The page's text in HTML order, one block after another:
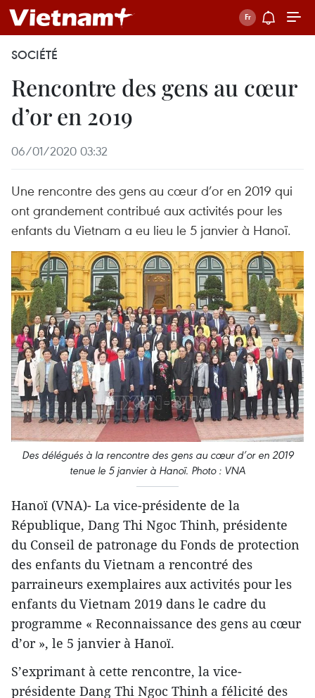
SOCIÉTÉ
Rencontre des gens au cœur
d’or en 2019
06/01/2020 03:32
Une rencontre des gens au cœur d’or en 2019 qui
ont grandement contribué aux activités pour les
enfants du Vietnam a eu lieu le 5 janvier à Hanoï.
Des délégués à la rencontre des gens au cœur d’or en 2019
tenue le 5 janvier à Hanoï. Photo : VNA
Hanoï (VNA)- La vice-présidente de la
République, Dang Thi Ngoc Thinh, présidente
du Conseil de patronage du Fonds de protection
des enfants du Vietnam a rencontré des
parraineurs exemplaires aux activités pour les
enfants du Vietnam 2019 dans le cadre du
programme « Reconnaissance des gens au cœur
d’or », le 5 janvier à Hanoï.
S’exprimant à cette rencontre, la vice-
présidente Dang Thi Ngoc Thinh a félicité des